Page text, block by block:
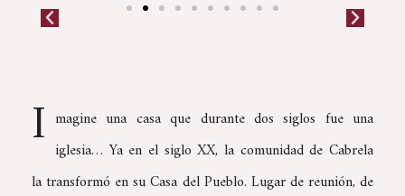
I magine una casa que durante dos siglos fue una
iglesia… Ya en el siglo XX, la comunidad de Cabrela
la transformó en su Casa del Pueblo. Lugar de reunión, de